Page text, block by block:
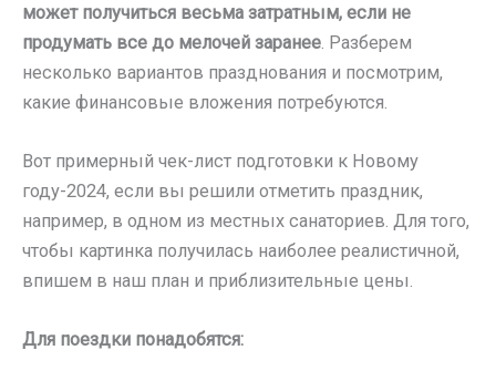
может получиться весьма затратным, если не
продумать все до мелочей заранее . Разберем
несколько вариантов празднования и посмотрим,
какие финансовые вложения потребуются.
Вот примерный чек-лист подготовки к Новому
году-2024, если вы решили отметить праздник,
например, в одном из местных санаториев. Для того,
чтобы картинка получилась наиболее реалистичной,
впишем в наш план и приблизительные цены.
Для поездки понадобятся: